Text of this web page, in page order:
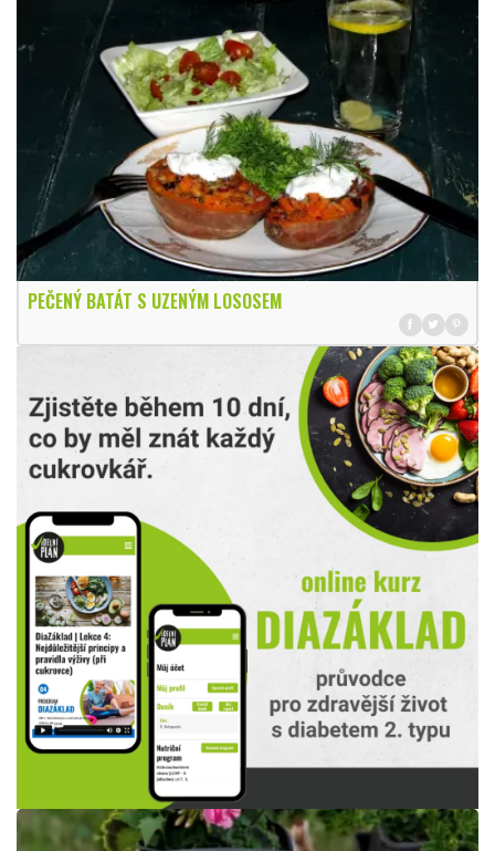
PEČENÝ BATÁT S UZENÝM LOSOSEM